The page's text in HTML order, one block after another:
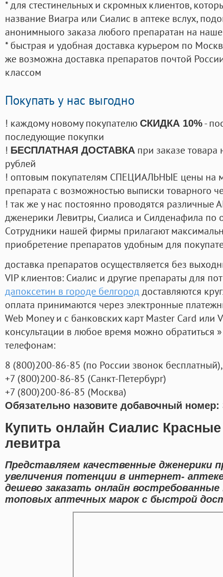
* для стестинельных и скромных клиентов,
название Виагра или Сиалис в аптеке вслух,
анонимныого заказа любого препаратан на
* быстрая и удобная доставка курьером по
же возможна доставка препаратов почтой
классом
Покупать у нас выгодно
! каждому новому покупателю СКИДКА 10%-
последующие покупки
! БЕСПЛАТНАЯ ДОСТАВКА при заказе
рублей
! оптовым покупателям СПЕЦИАЛЬНЫЕ цены на
препарата с возможностью выписки товарного
! так же у нас постоянно проводятся
дженерики Левитры, Сиалиса и Силденафила по
Cотрудники нашей фирмы прилагают
приобретение препаратов удобным для
доставка препаратов осуществляется без
VIP клиентов: Сиалис и другие препараты для
дапоксетин в городе белгороддоставляются
оплата принимаются через электронные
Web Money и с банковских карт Master Card или
консультации в любое время можно обратиться
телефонам:
8 (800)200-86-85 (по России звонок бесплатный),
+7 (800)200-86-85 (Санкт-Петербург)
+7 (800)200-86-85 (Москва)
Обязательно назовите добавочный номер:
Купить онлайн Сиалис
левитра
Представляем качественные дженерики
увеличения потенции в интернет-
дешево заказать онлайн востребованные
топовых аптечных марок с быстрой